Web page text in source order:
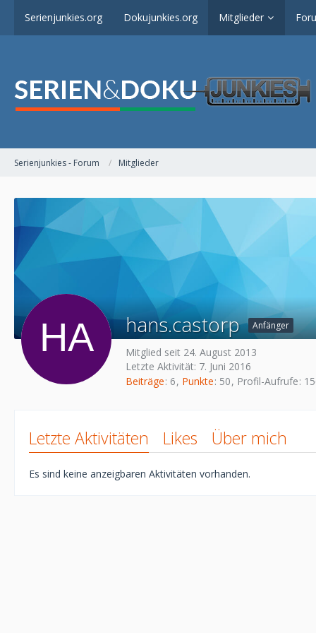
Serienjunkies.org Dokujunkies.org Mitglieder
Serienjunkies - Forum Mitglieder
hans.castorp Anfänger
Mitglied seit 24. August 2013
Letzte Aktivität: 7. Juni 2016
Beiträge 6 Punkte 50 Profil-Aufrufe
Letzte Aktivitäten Likes Über mich
Es sind keine anzeigbaren Aktivitäten vorhanden.